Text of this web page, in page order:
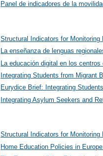
Panel de indicadores de la
Structural Indicators for
La enseñanza de lenguas
La educación digital en los
Integrating Students from Migrant
Eurydice Brief: Integrating
Integrating Asylum Seekers and
Structural Indicators for
Home Education Policies in